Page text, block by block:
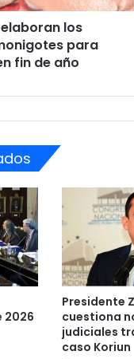
los
para
fin de año
2026
Presidente
cuestiona
judiciales
caso Koriun